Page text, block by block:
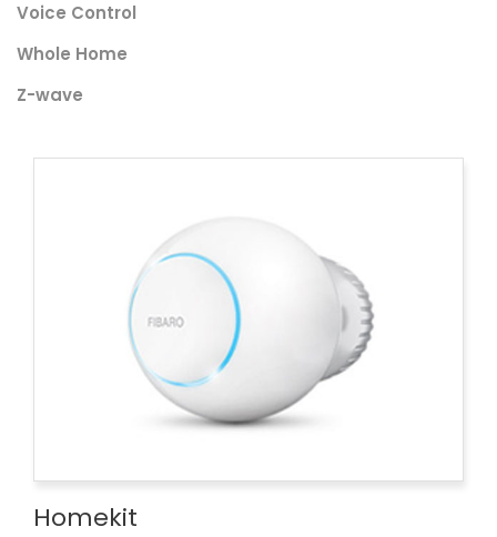
Voice Control
Whole Home
Z-wave
Homekit